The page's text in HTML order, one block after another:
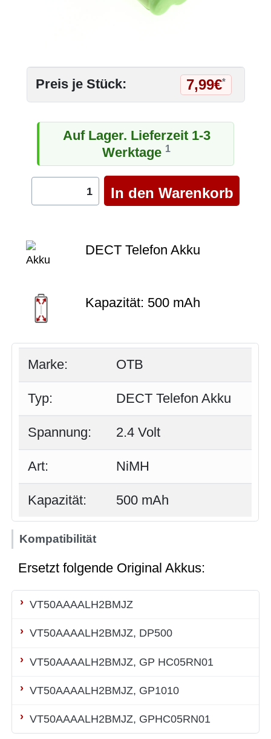
Preis je Stück: 7,99€*
Auf Lager. Lieferzeit 1-3
Werktage 1
DECT Telefon Akku
Kapazität: 500 mAh
Marke: OTB
Typ: DECT Telefon Akku
Spannung: 2.4 Volt
Art: NiMH
Kapazität: 500 mAh
Kompatibilität
Ersetzt folgende Original Akkus:
VT50AAAALH2BMJZ
VT50AAAALH2BMJZ, DP500
VT50AAAALH2BMJZ, GP HC05RN01
VT50AAAALH2BMJZ, GP1010
VT50AAAALH2BMJZ, GPHC05RN01